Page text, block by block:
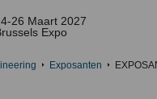
26 Maart 2027
Expo
Exposanten